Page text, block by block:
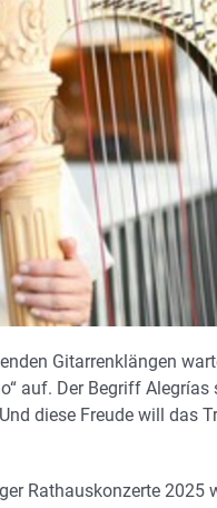
Gitarrenklängen
auf. Der Begriff
diese Freude will das
Rathauskonzerte 2025